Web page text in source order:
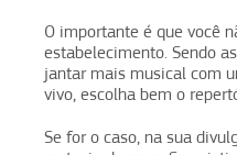
O importante é que você
estabelecimento. Sendo
jantar mais musical com
vivo, escolha bem o
Se for o caso, na sua